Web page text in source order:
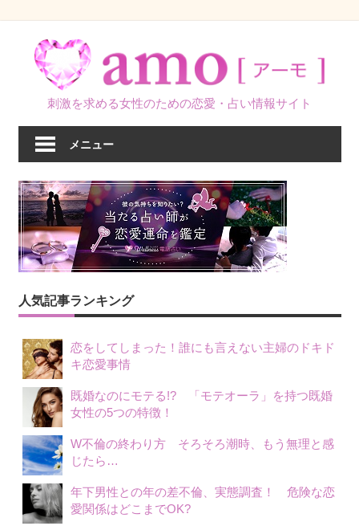
刺激を求める女性のための恋愛・占い情報サイト
メニュー
人気記事ランキング
恋をしてしまった！誰にも言えない主婦のドキド
キ恋愛事情
既婚なのにモテる!? 「モテオーラ」を持つ既婚
女性の5つの特徴！
W不倫の終わり方 そろそろ潮時、もう無理と感
じたら…
年下男性との年の差不倫、実態調査！ 危険な恋
愛関係はどこまでOK?